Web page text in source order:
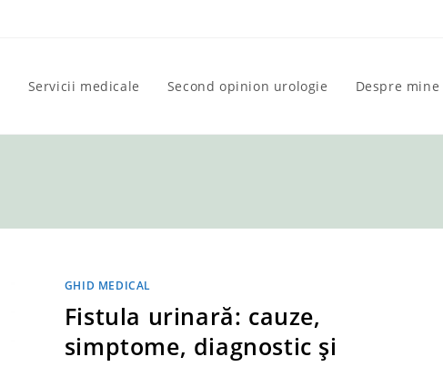
Servicii medicale Second opinion urologie Despre mine
GHID MEDICAL
Fistula urinară: cauze,
simptome, diagnostic și